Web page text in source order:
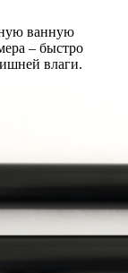
ванную
– быстро
влаги.